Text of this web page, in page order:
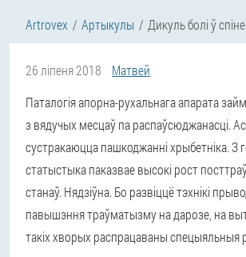
Artrovex Артыкулы Дикуль болі ў спіне
26 ліпеня 2018
Матвей
Паталогія апорна-рухальнага апарата
з вядучых месцаў па распаўсюджанасці.
сустракаюцца пашкоджанні хрыбетніка. З
статыстыка паказвае высокі рост
станаў. Нядзіўна. Бо развіццё тэхнікі
павышэння траўматызму на дарозе, на
такіх хворых распрацаваны спецыяльныя